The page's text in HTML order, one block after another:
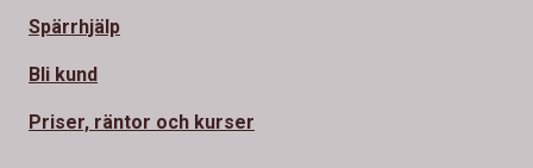
Spärrhjälp
Bli kund
Priser, räntor och kurser